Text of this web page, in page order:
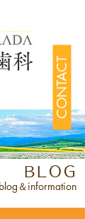
CONTACT
科
BLOG
blog＆information